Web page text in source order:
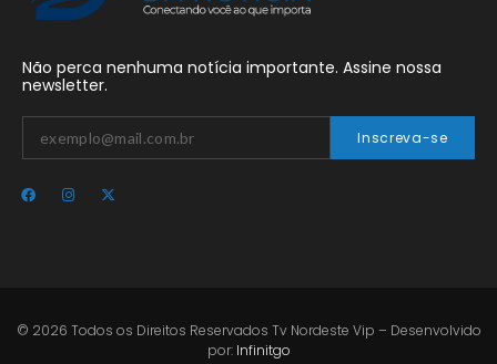
Não perca nenhuma notícia importante. Assine nossa
newsletter.
Inscreva-se
© 2026 Todos os Direitos Reservados Tv Nordeste Vip – Desenvolvido
por: Infinitgo